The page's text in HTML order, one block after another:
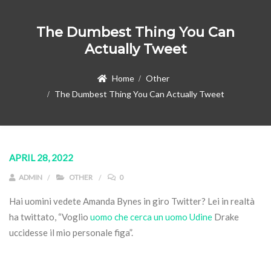
The Dumbest Thing You Can
Actually Tweet
Home
Other
The Dumbest Thing You Can Actually Tweet
APRIL 28, 2022
ADMIN OTHER 0
Hai uomini vedete Amanda Bynes in giro Twitter? Lei in realtà
ha twittato, “Voglio uomo che cerca un uomo Udine Drake
uccidesse il mio personale figa”.